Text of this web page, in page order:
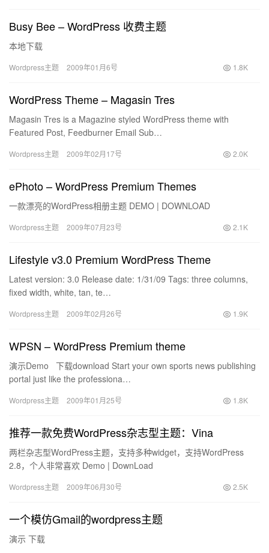
Busy Bee – WordPress 收费主题
本地下载
Wordpress主题 2009年01月6号 1.8K
WordPress Theme – Magasin Tres
Magasin Tres is a Magazine styled WordPress theme with
Featured Post, Feedburner Email Sub…
Wordpress主题 2009年02月17号 2.0K
ePhoto – WordPress Premium Themes
一款漂亮的WordPress相册主题 DEMO | DOWNLOAD
Wordpress主题 2009年07月23号 2.1K
Lifestyle v3.0 Premium WordPress Theme
Latest version: 3.0 Release date: 1/31/09 Tags: three columns,
fixed width, white, tan, te…
Wordpress主题 2009年02月26号 1.9K
WPSN – WordPress Premium theme
演示Demo 下载download Start your own sports news publishing
portal just like the professiona…
Wordpress主题 2009年01月25号 1.8K
推荐一款免费WordPress杂志型主题：Vina
两栏杂志型WordPress主题，支持多种widget，支持WordPress
2.8，个人非常喜欢 Demo | DownLoad
Wordpress主题 2009年06月30号 2.5K
一个模仿Gmail的wordpress主题
演示 下载